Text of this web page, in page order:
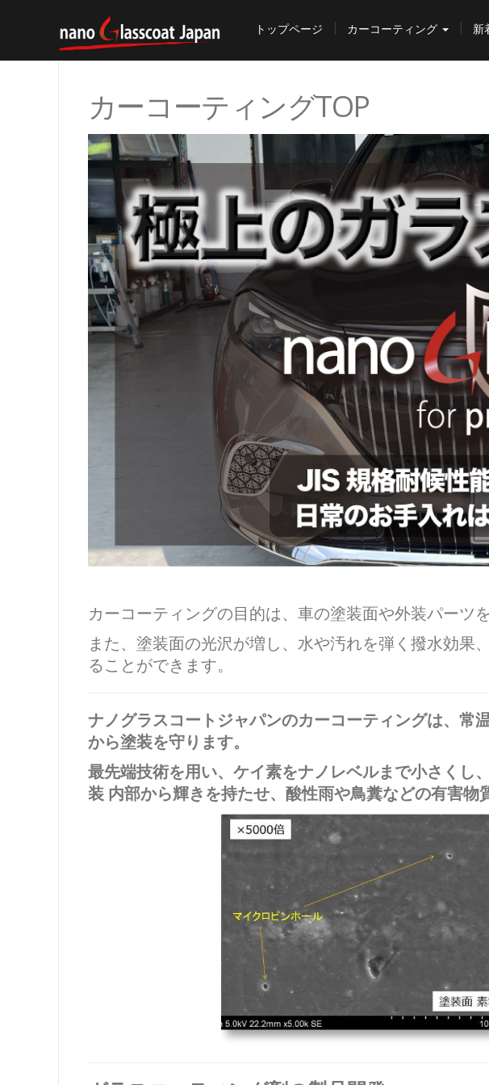
トップページ カーコーティング 新
カーコーティングTOP
カーコーティングの目的は、車の塗装面や外装パーツ
また、塗装面の光沢が増し、水や汚れを弾く撥水効
ることができます。
ナノグラスコートジャパンのカーコーティングは、常
から塗装を守ります。
最先端技術を用い、ケイ素をナノレベルまで小さくし
装 内部から輝きを持たせ、酸性雨や鳥糞などの有害物